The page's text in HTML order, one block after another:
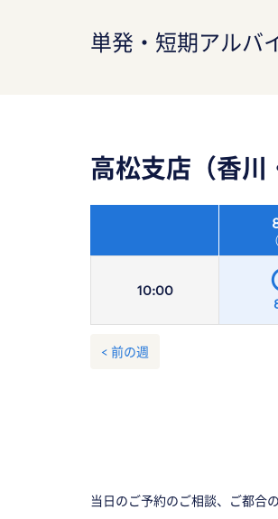
単発・短期アルバ
高松支店（香川
10:00
< 前の週
当日のご予約のご相談、ご都合